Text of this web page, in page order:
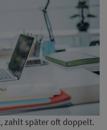
zahlt später oft doppelt.